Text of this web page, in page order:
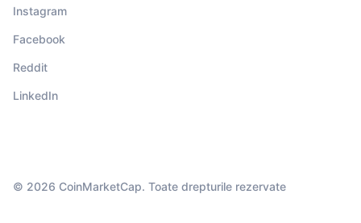
Instagram
Facebook
Reddit
LinkedIn
© 2026 CoinMarketCap. Toate drepturile rezervate